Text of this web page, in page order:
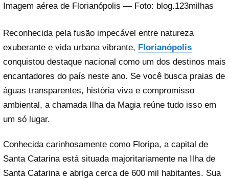
Imagem aérea de Florianópolis — Foto: blog.123milhas
Reconhecida pela fusão impecável entre natureza
exuberante e vida urbana vibrante, Florianópolis
conquistou destaque nacional como um dos destinos mais
encantadores do país neste ano. Se você busca praias de
águas transparentes, história viva e compromisso
ambiental, a chamada Ilha da Magia reúne tudo isso em
um só lugar.
Conhecida carinhosamente como Floripa, a capital de
Santa Catarina está situada majoritariamente na Ilha de
Santa Catarina e abriga cerca de 600 mil habitantes. Sua